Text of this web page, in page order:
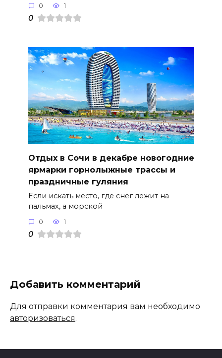
0 1
0
Отдых в Сочи в декабре новогодние
ярмарки горнолыжные трассы и
праздничные гуляния
Если искать место, где снег лежит на
пальмах, а морской
0 1
0
Добавить комментарий
Для отправки комментария вам необходимо
авторизоваться.